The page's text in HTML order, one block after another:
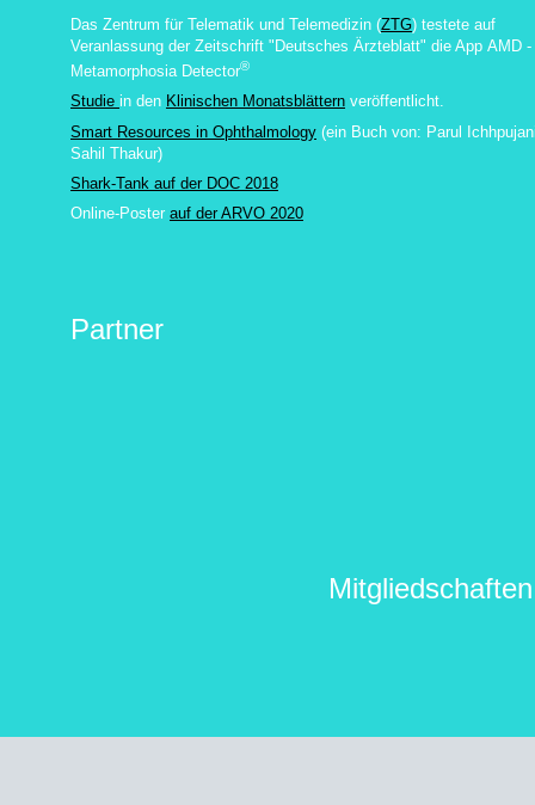
Das Zentrum für Telematik und Telemedizin (ZTG) testete auf
Veranlassung der Zeitschrift "Deutsches Ärzteblatt" die App AMD -
Metamorphosia Detector®
Studie in den Klinischen Monatsblättern veröffentlicht.
Smart Resources in Ophthalmology (ein Buch von: Parul
Sahil Thakur)
Shark-Tank auf der DOC 2018
Online-Poster auf der ARVO 2020
Partner
Mitgliedschaften